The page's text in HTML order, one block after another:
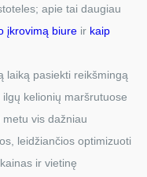
apie tai daugiau
įkrovimą biure ir kaip
laiką pasiekti reikšmingą
kelionių maršrutuose
vis dažniau
leidžiančios optimizuoti
ir vietinę